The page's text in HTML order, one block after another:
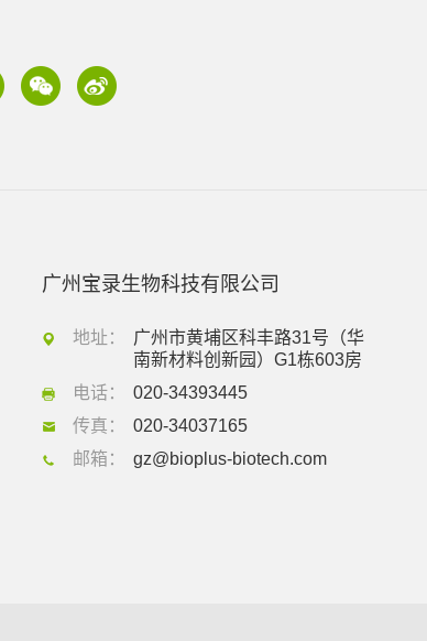
广州宝录生物科技有限公司
地址：
广州市黄埔区科丰路31号（华
南新材料创新园）G1栋603房
电话：
020-34393445
传真：
020-34037165
邮箱：
gz@bioplus-biotech.com